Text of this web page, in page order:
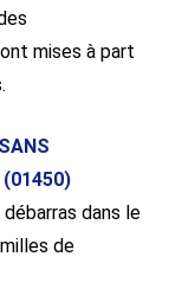
mises à part
(01450)
dans le
de